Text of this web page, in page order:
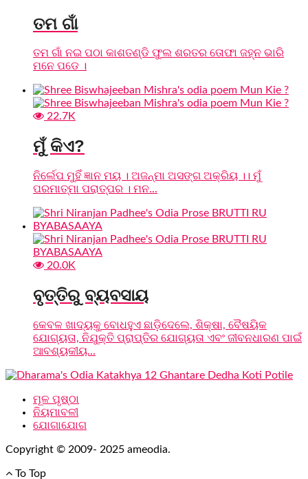
ତମ ଗାଁ
ତମ ଗାଁ ନଇ ପଠା କାଶତଣ୍ଡି ଫୁଲ ଶରତର ତୋଫା ଜହ୍ନ ଭାରି
ମନେ ପଡେ ।
22.7K
ମୁଁ କିଏ?
ନିର୍ଲେପ ମୁହିଁ ଜ୍ଞାନ ମୟ । ଅଜନ୍ମା ଅସଙ୍ଗ ଅକ୍ରିୟ ।। ମୁଁ
ପରମାତ୍ମା ପରାତ୍ପର । ମନ...
20.0K
ବୃତ୍ତିରୁ ବ୍ୟବସାୟ
କେବଳ ଖାଦ୍ୟକୁ ବୋଧହୁଏ ଛାଡ଼ିଦେଲେ, ଶିକ୍ଷା, ବୈଷୟିକ
ଯୋଗ୍ୟତା, ନିଯୁକ୍ତି ପ୍ରାପ୍ତିର ଯୋଗ୍ୟତା ଏବଂ ଜୀବନଧାରଣ ପାଇଁ
ଆବଶ୍ୟକୀୟ...
ମୂଳ ପୃଷ୍ଠା
ନିୟମାବଳୀ
ଯୋଗାଯୋଗ
Copyright © 2009- 2025 ameodia.
To Top